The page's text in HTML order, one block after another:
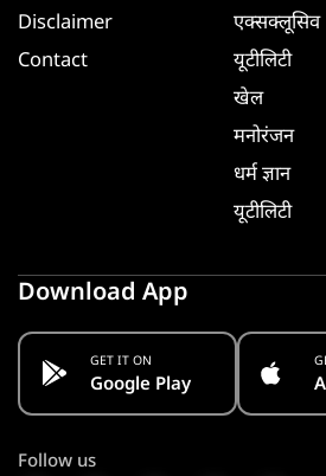
Disclaimer
Contact
एक्सक्लूसिव
यूटीलिटी
खेल
मनोरंजन
धर्म ज्ञान
यूटीलिटी
Download App
GET IT ON
Google Play
Follow us